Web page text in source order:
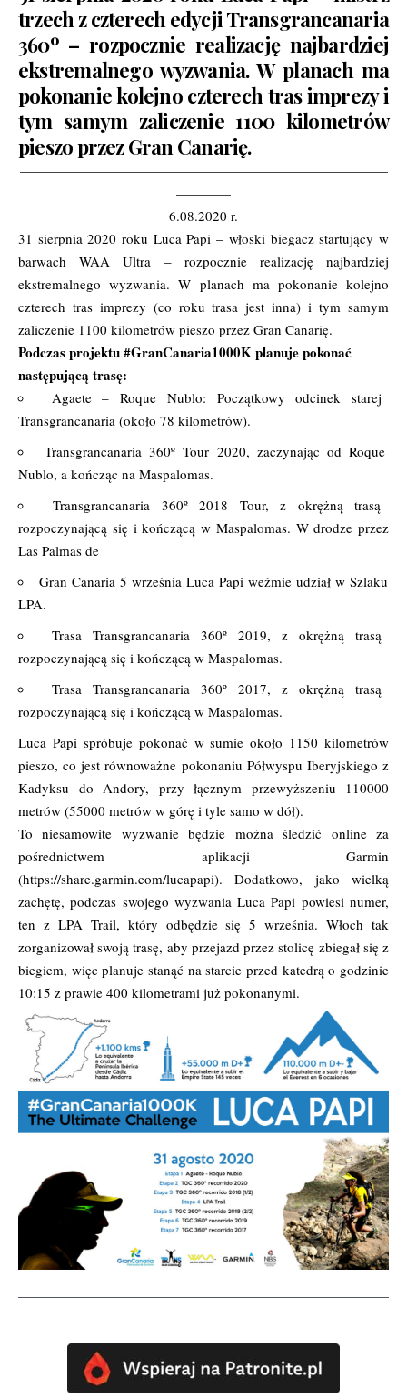
trzech z czterech edycjiTransgrancanaria
360º– rozpocznie realizację najbardziej
ekstremalnego wyzwania. W planach ma
pokonanie kolejno czterech tras imprezy i
tym samym zaliczenie 1100 kilometrów
pieszo przez Gran Canarię.
———————————————————————————
————
6.08.2020 r.
31 sierpnia 2020 roku Luca Papi – włoski biegacz startujący w
barwach WAA Ultra – rozpocznie realizację najbardziej
ekstremalnego wyzwania. W planach ma pokonanie kolejno
czterech tras imprezy (co roku trasa jest inna) i tym samym
zaliczenie 1100 kilometrów pieszo przez Gran Canarię.
Podczas projektu #GranCanaria1000K planuje pokonać
następującą trasę:
Agaete – Roque Nublo: Początkowy odcinek starej
Transgrancanaria (około 78 kilometrów).
Transgrancanaria 360º Tour 2020, zaczynając od Roque
Nublo, a kończąc na Maspalomas.
Transgrancanaria 360º 2018 Tour, z okrężną trasą
rozpoczynającą się i kończącą w Maspalomas. W drodze przez
Las Palmas de
Gran Canaria 5 września Luca Papi weźmie udział w Szlaku
LPA.
Trasa Transgrancanaria 360º 2019, z okrężną trasą
rozpoczynającą się i kończącą w Maspalomas.
Trasa Transgrancanaria 360º 2017, z okrężną trasą
rozpoczynającą się i kończącą w Maspalomas.
Luca Papi spróbuje pokonać w sumie około 1150 kilometrów
pieszo, co jest równoważne pokonaniu Półwyspu Iberyjskiego z
Kadyksu do Andory, przy łącznym przewyższeniu 110000
metrów (55000 metrów w górę i tyle samo w dół).
To niesamowite wyzwanie będzie można śledzić online za
pośrednictwem aplikacji Garmin
(https://share.garmin.com/lucapapi). Dodatkowo, jako wielką
zachętę, podczas swojego wyzwania Luca Papi powiesi numer,
ten z LPA Trail, który odbędzie się 5 września. Włoch tak
zorganizował swoją trasę, aby przejazd przez stolicę zbiegał się z
biegiem, więc planuje stanąć na starcie przed katedrą o godzinie
10:15 z prawie 400 kilometrami już pokonanymi.